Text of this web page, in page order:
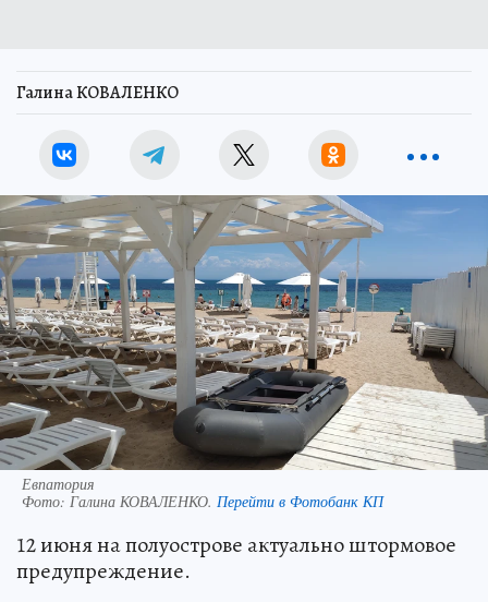
Галина КОВАЛЕНКО
Евпатория
Фото: Галина КОВАЛЕНКО. Перейти в Фотобанк КП
12 июня на полуострове актуально штормовое
предупреждение.